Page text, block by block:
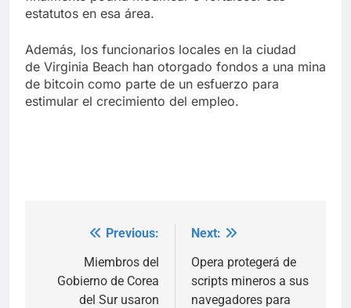
estatutos en esa área.
Además, los funcionarios locales en la ciudad
de Virginia Beach han otorgado fondos a una mina
de bitcoin como parte de un esfuerzo para
estimular el crecimiento del empleo.
navigation
Previous:
Miembros del
Gobierno de Corea
del Sur usaron
Next:
Opera protegerá de
scripts mineros a sus
navegadores para